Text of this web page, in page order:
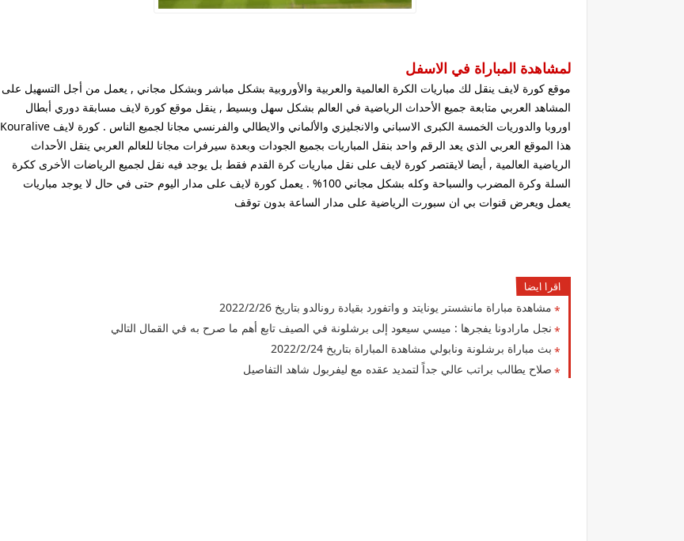
لمشاهدة المباراة في الاسفل
موقع كورة لايف ينقل لك مباريات الكرة العالمية والعربية والأوروبية بشكل مباشر وبشكل مجاني , يعمل من أجل التسهيل على
المشاهد العربي متابعة جميع الأحداث الرياضية في العالم بشكل سهل وبسيط , ينقل موقع كورة لايف مسابقة دوري أبطال
اوروبا والدوريات الخمسة الكبرى الاسباني والانجليزي والألماني والايطالي والفرنسي مجانا لجميع الناس . كورة لايف Kouralive
هذا الموقع العربي الذي يعد الرقم واحد بنقل المباريات بجميع الجودات وبعدة سيرفرات مجانا للعالم العربي ينقل الأحداث
الرياضية العالمية , أيضا لايقتصر كورة لايف على نقل مباريات كرة القدم فقط بل يوجد فيه نقل لجميع الرياضات الأخرى ككرة
السلة وكرة المضرب والسباحة وكله بشكل مجاني 100% . يعمل كورة لايف على مدار اليوم حتى في حال لا يوجد مباريات
يعمل ويعرض قنوات بي ان سبورت الرياضية على مدار الساعة بدون توقف
اقرا ايضا
مشاهدة مباراة مانشستر يونايتد و واتفورد بقيادة رونالدو بتاريخ 2022/2/26
نجل مارادونا يفجرها : ميسي سيعود إلى برشلونة في الصيف تابع أهم ما صرح به في القمال التالي
بث مباراة برشلونة ونابولي مشاهدة المباراة بتاريخ 2022/2/24
صلاح يطالب براتب عالي جداً لتمديد عقده مع ليفربول شاهد التفاصيل